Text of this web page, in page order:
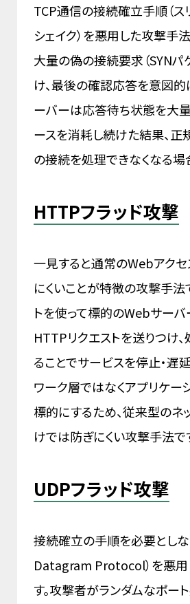
TCP通信の接続確立手順（ス
シェイク）を悪用した攻撃手
大量の偽の接続要求（SYNパ
け、最後の確認応答を意図的
ーバーは応答待ち状態を大
ースを消耗し続けた結果、正
の接続を処理できなくなる場
HTTPフラッド攻撃
一見すると通常のWebアク
にくいことが特徴の攻撃手法
トを使って標的のWebサー
HTTPリクエストを送りつけ
ることでサービスを停止・遅
ワーク層ではなくアプリケー
標的にするため、従来型のネ
けでは防ぎにくい攻撃手法で
UDPフラッド攻撃
接続確立の手順を必要とし
Datagram Protocol）を悪
す。攻撃者がランダムなポー